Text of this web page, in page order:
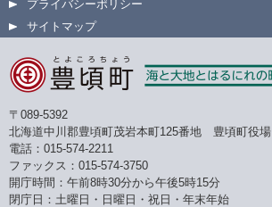
プライバシーポリシー
サイトマップ
〒089-5392
北海道中川郡豊頃町茂岩本町125番地 豊頃町役場
電話：015-574-2211
ファックス：015-574-3750
開庁時間：午前8時30分から午後5時15分
閉庁日：土曜日・日曜日・祝日・年末年始